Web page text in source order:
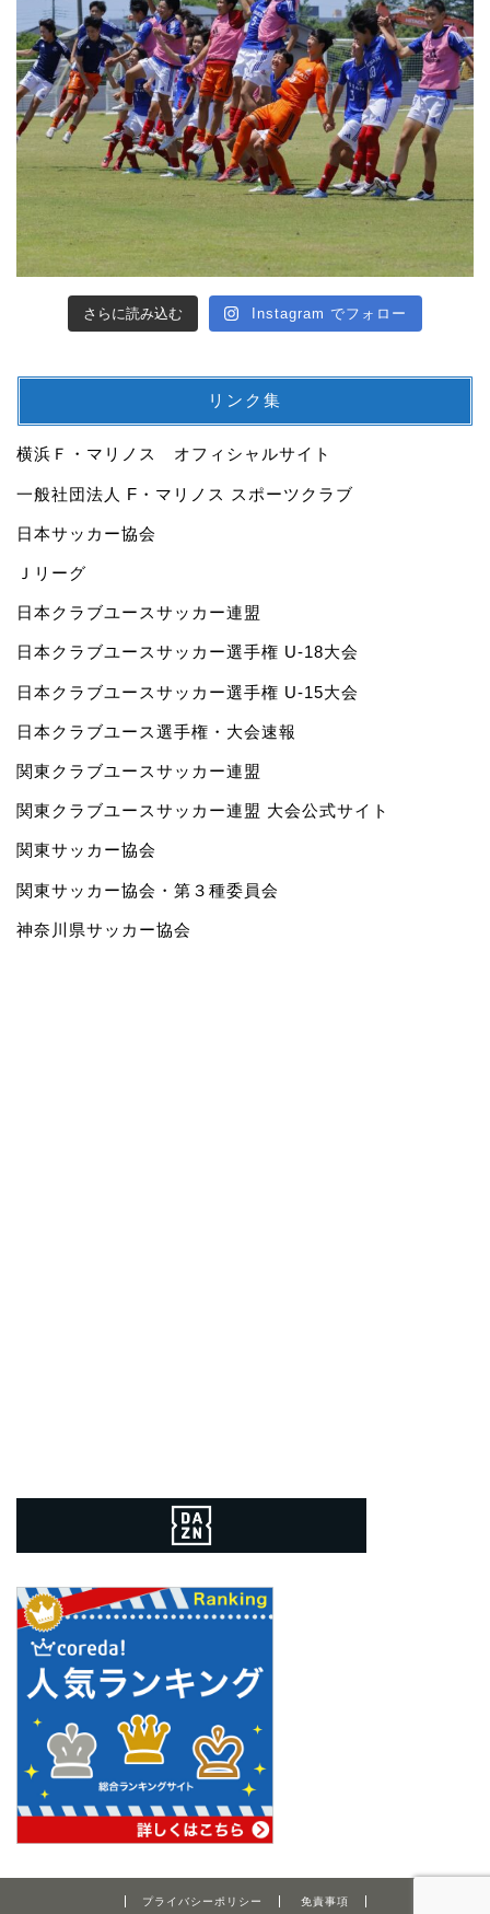
さらに読み込む Instagram でフォロー
リンク集
横浜Ｆ・マリノス オフィシャルサイト
一般社団法人 F・マリノス スポーツクラブ
日本サッカー協会
Ｊリーグ
日本クラブユースサッカー連盟
日本クラブユースサッカー選手権 U-18大会
日本クラブユースサッカー選手権 U-15大会
日本クラブユース選手権・大会速報
関東クラブユースサッカー連盟
関東クラブユースサッカー連盟 大会公式サイト
関東サッカー協会
関東サッカー協会・第３種委員会
神奈川県サッカー協会
プライバシーポリシー 免責事項